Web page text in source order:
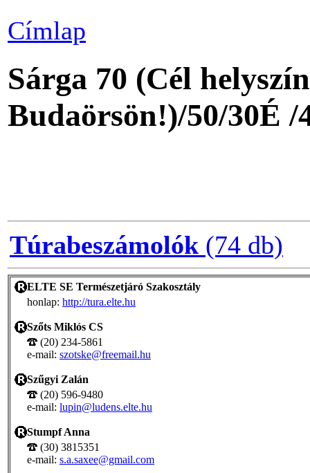
Címlap
Sárga 70 (Cél
Budaörsön!)/50/30É /
Túrabeszámolók (74 db)
ELTE SE Természetjáró Szakosztály
honlap: http://tura.elte.hu
Szőts Miklós CS
(20) 234-5861
e-mail: szotske@freemail.hu
Szűgyi Zalán
(20) 596-9480
e-mail: lupin@ludens.elte.hu
Stumpf Anna
(30) 3815351
e-mail: s.a.saxee@gmail.com